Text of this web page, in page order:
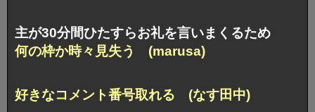
主が30分間ひたすらお礼を言いまくるため
何の枠か時々見失う (marusa)
好きなコメント番号取れる (なす田中)